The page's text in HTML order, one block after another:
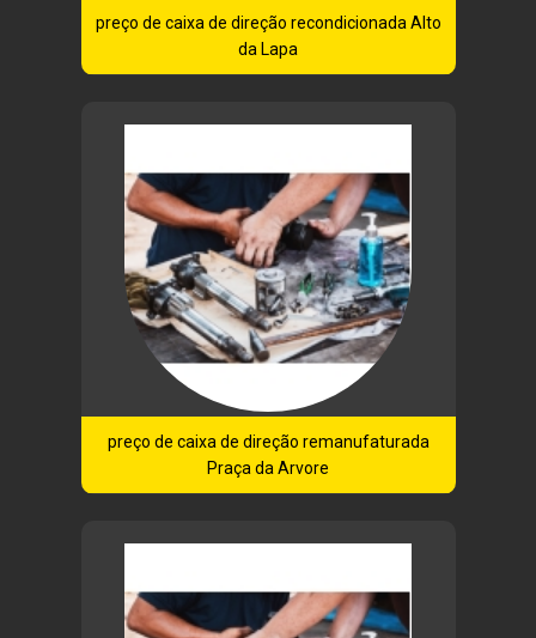
preço de caixa de direção recondicionada Alto
da Lapa
preço de caixa de direção remanufaturada
Praça da Arvore